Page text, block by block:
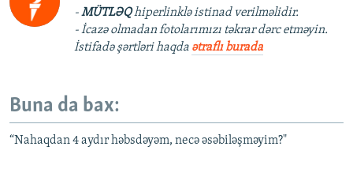
-MÜTLƏQhiperlinklə istinad verilməlidir.
- İcazə olmadan fotolarımızı təkrar dərc etməyin.
İstifadə şərtləri haqda ətraflı burada
Buna da bax:
“Nahaqdan 4 aydır həbsdəyəm, necə əsəbiləşməyim?"